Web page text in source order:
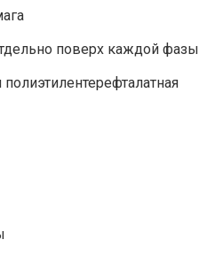
поверх каждой фазы